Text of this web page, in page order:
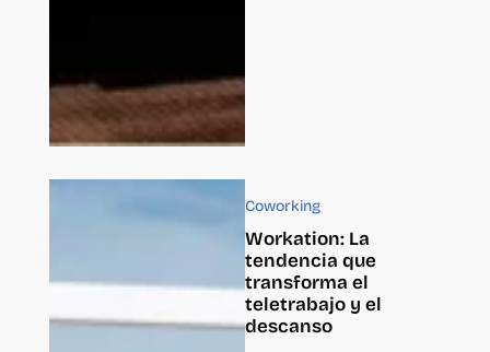
Coworking
Workation: La
tendencia que
transforma el
teletrabajo y el
descanso